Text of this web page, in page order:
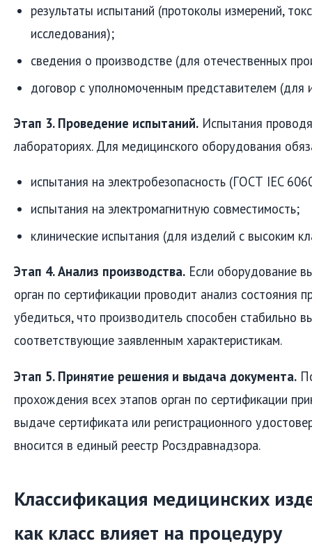
результаты испытаний (протоколы измерений,
исследования);
сведения о производстве (для отечественных
договор с уполномоченным представителем (для
Этап 3. Проведение испытаний. Испытания
лабораториях. Для медицинского оборудования
испытания на электробезопасность (ГОСТ IEC
испытания на электромагнитную совместимость;
клинические испытания (для изделий с высоким
Этап 4. Анализ производства. Если оборудование
орган по сертификации проводит анализ состояния
убедиться, что производитель способен стабильно
соответствующие заявленным характеристикам.
Этап 5. Принятие решения и выдача документа.
прохождения всех этапов орган по сертификации
выдаче сертификата или регистрационного
вносится в единый реестр Росздравнадзора.
Классификация медицинских
как класс влияет на процедуру